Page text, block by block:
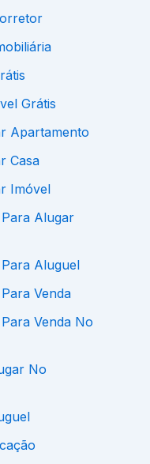
Grátis
Apartamento
Casa
Imóvel
Alugar
Aluguel
Venda
Venda No
No